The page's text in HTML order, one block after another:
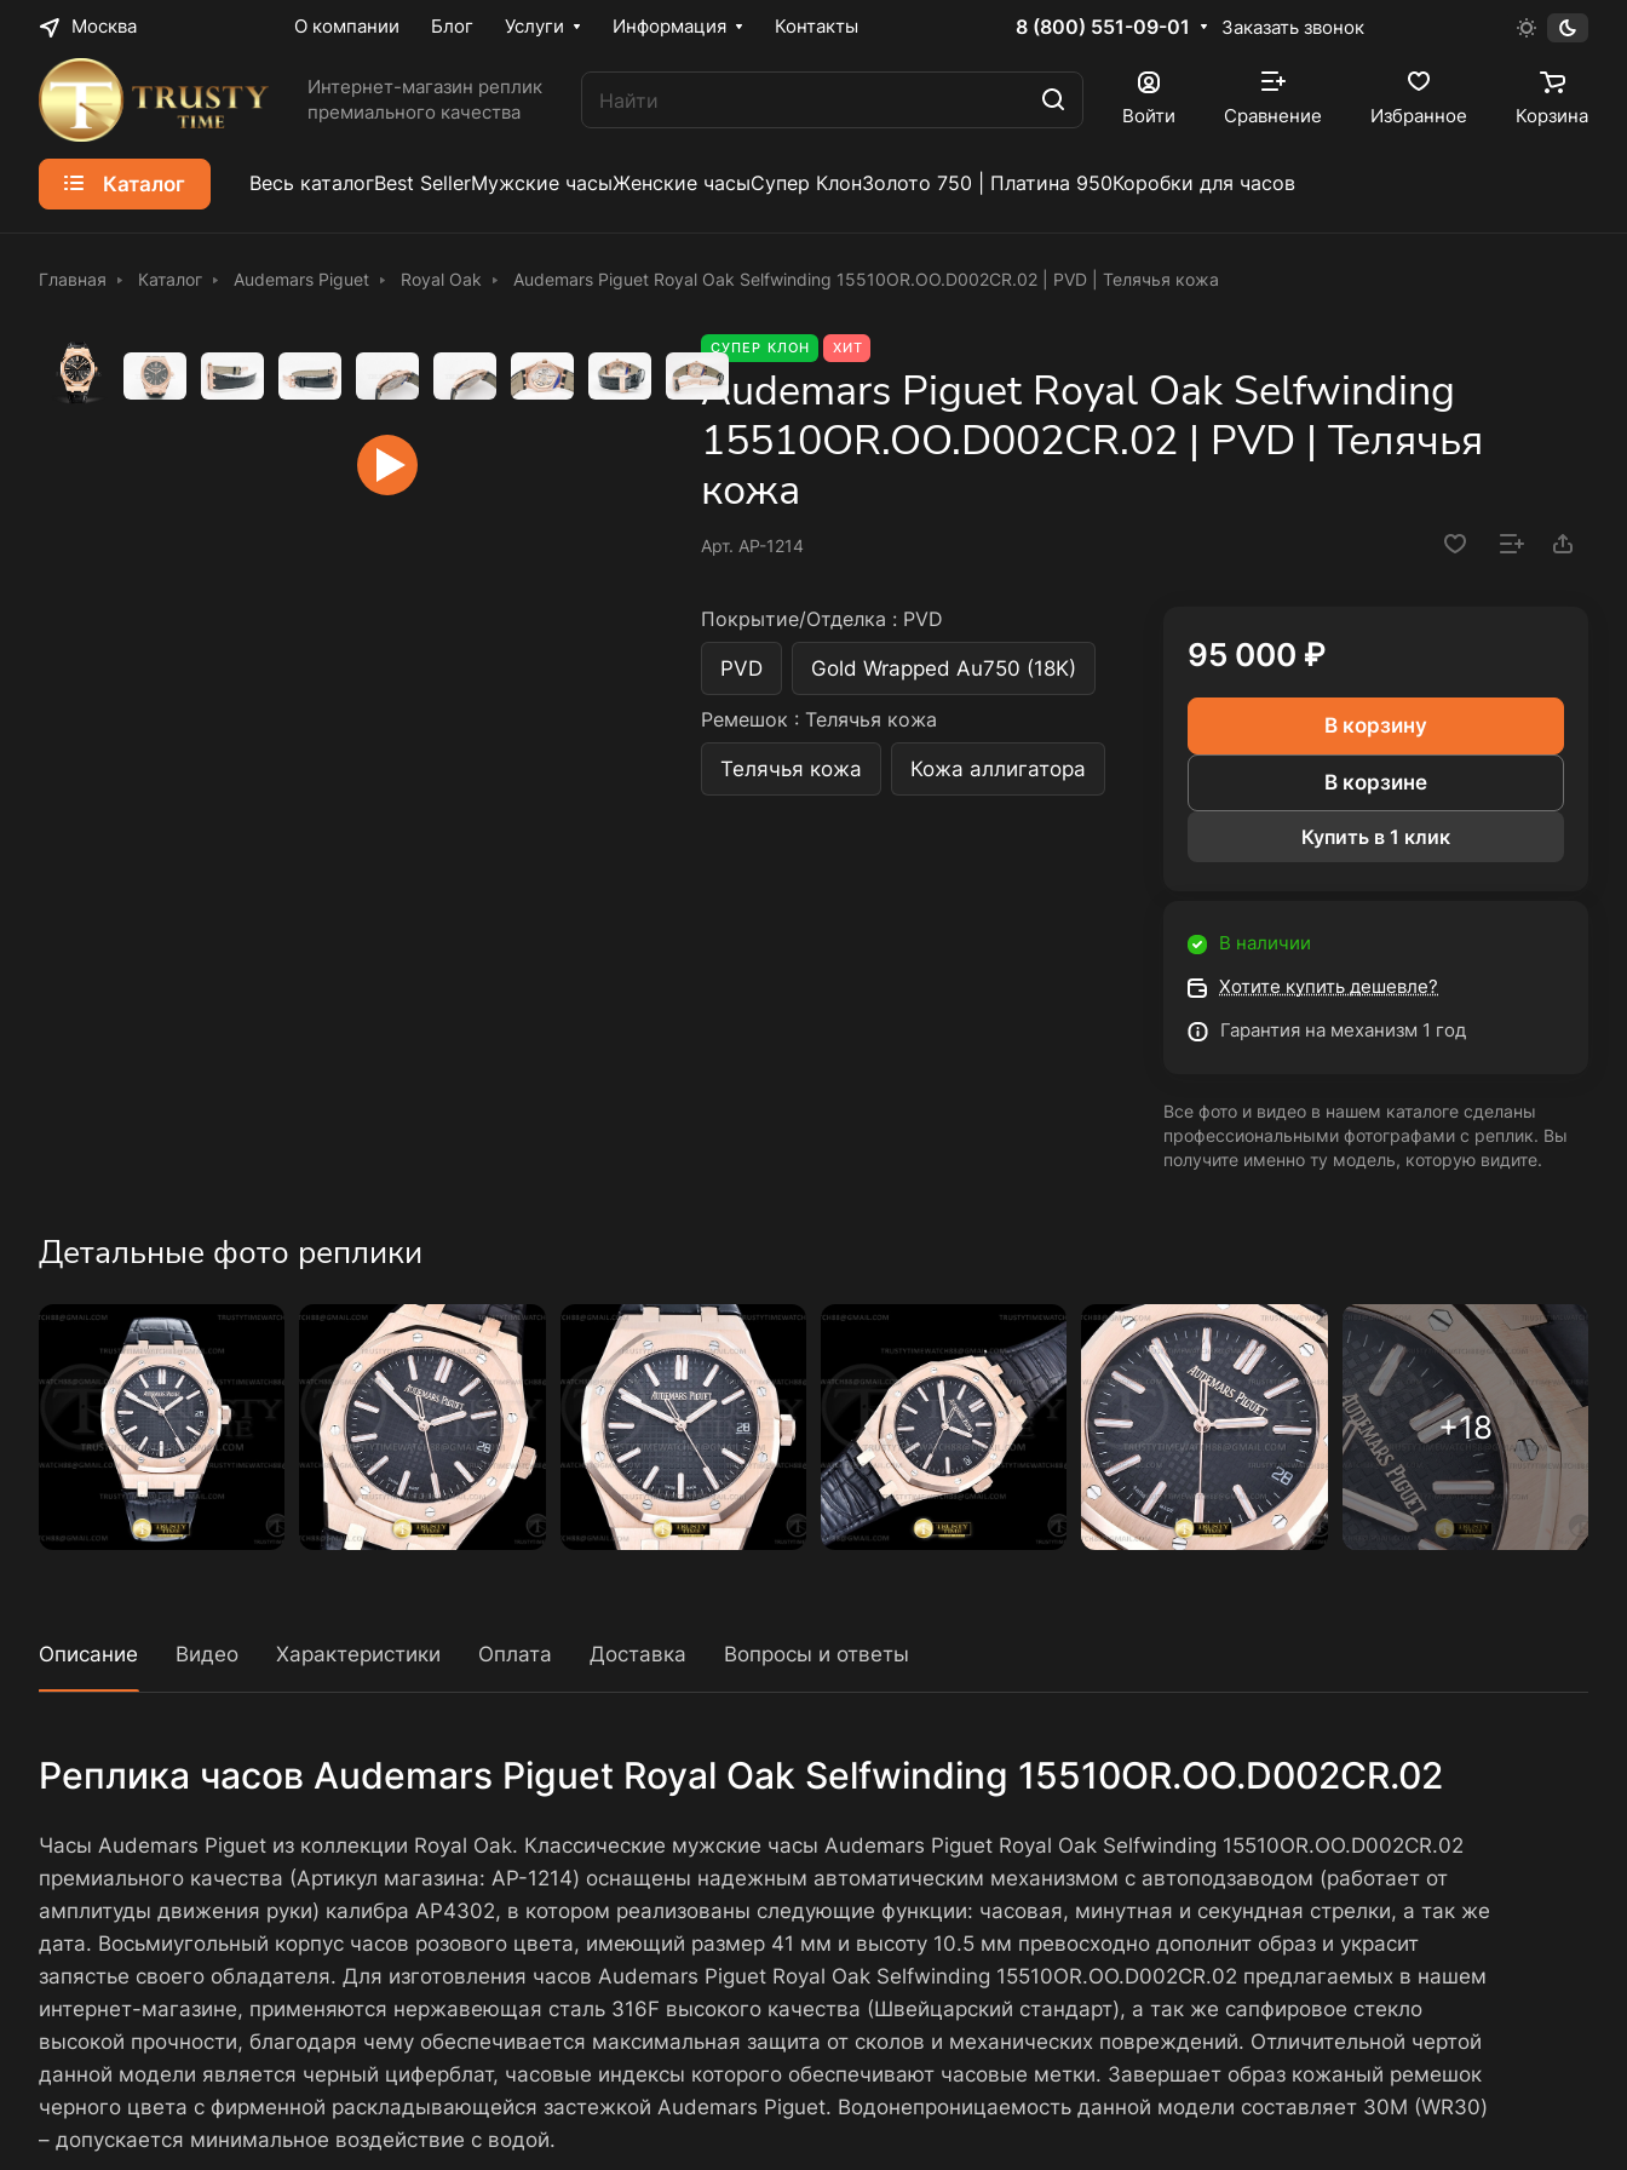
Москва О компании Блог Услуги Информация Контакты 8 (800) 551-09-01 Заказать звонок
Интернет-магазин реплик
премиального качества
Войти Сравнение Избранное Корзина
Каталог Весь каталогBest SellerМужские часыЖенские часыСупер КлонЗолото 750 | Платина 950Коробки для часов
Главная Каталог Audemars Piguet Royal Oak Audemars Piguet Royal Oak Selfwinding 15510OR.OO.D002CR.02 | PVD | Телячья кожа
СУПЕР КЛОН ХИТ
Audemars Piguet Royal Oak Selfwinding
15510OR.OO.D002CR.02 | PVD | Телячья
кожа
Арт. AP-1214
Покрытие/Отделка : PVD
PVD Gold Wrapped Au750 (18K)
Ремешок : Телячья кожа
Телячья кожа Кожа аллигатора
95 000 ₽
В корзину
В корзине
Купить в 1 клик
В наличии
Хотите купить дешевле?
Гарантия на механизм 1 год
Все фото и видео в нашем каталоге сделаны
профессиональными фотографами с реплик. Вы
получите именно ту модель, которую видите.
Детальные фото реплики
Описание Видео Характеристики Оплата Доставка Вопросы и ответы
Реплика часов Audemars Piguet Royal Oak Selfwinding 15510OR.OO.D002CR.02
Часы Audemars Piguet из коллекции Royal Oak. Классические мужские часы Audemars Piguet Royal Oak Selfwinding 15510OR.OO.D002CR.02
премиального качества (Артикул магазина: AP-1214) оснащены надежным автоматическим механизмом с автоподзаводом (работает от
амплитуды движения руки) калибра AP4302, в котором реализованы следующие функции: часовая, минутная и секундная стрелки, а так же
дата. Восьмиугольный корпус часов розового цвета, имеющий размер 41 мм и высоту 10.5 мм превосходно дополнит образ и украсит
запястье своего обладателя. Для изготовления часов Audemars Piguet Royal Oak Selfwinding 15510OR.OO.D002CR.02 предлагаемых в нашем
интернет-магазине, применяются нержавеющая сталь 316F высокого качества (Швейцарский стандарт), а так же сапфировое стекло
высокой прочности, благодаря чему обеспечивается максимальная защита от сколов и механических повреждений. Отличительной чертой
данной модели является черный циферблат, часовые индексы которого обеспечивают часовые метки. Завершает образ кожаный ремешок
черного цвета с фирменной раскладывающейся застежкой Audemars Piguet. Водонепроницаемость данной модели составляет 30М (WR30)
– допускается минимальное воздействие с водой.